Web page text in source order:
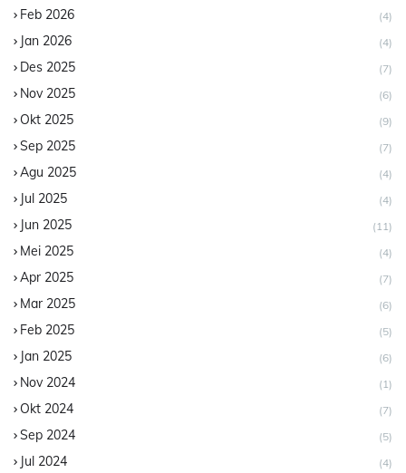
Feb 2026 (4)
Jan 2026 (4)
Des 2025 (7)
Nov 2025 (6)
Okt 2025 (9)
Sep 2025 (7)
Agu 2025 (4)
Jul 2025 (4)
Jun 2025 (11)
Mei 2025 (4)
Apr 2025 (7)
Mar 2025 (6)
Feb 2025 (5)
Jan 2025 (6)
Nov 2024 (1)
Okt 2024 (7)
Sep 2024 (5)
Jul 2024 (4)